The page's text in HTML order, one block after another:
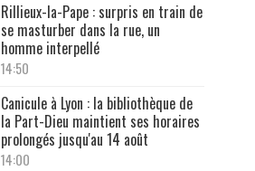
Rillieux-la-Pape : surpris en train de
se masturber dans la rue, un
homme interpellé
14:50
Canicule à Lyon : la bibliothèque de
la Part-Dieu maintient ses horaires
prolongés jusqu'au 14 août
14:00